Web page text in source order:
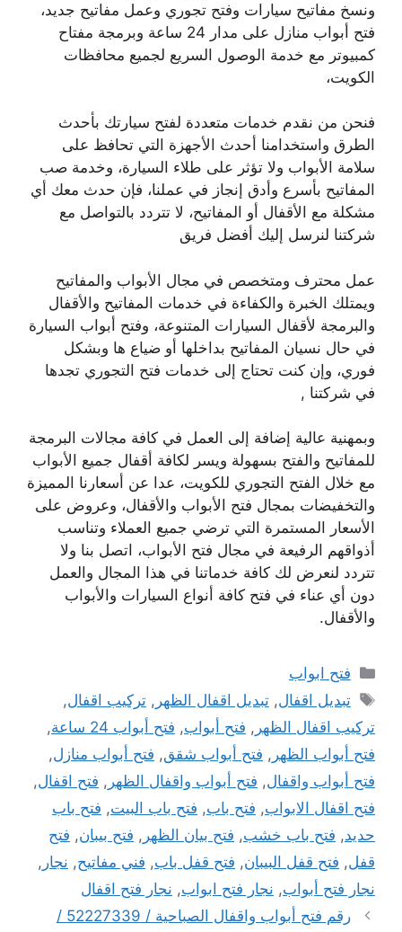
ونسخ مفاتيح سيارات وفتح تجوري وعمل مفاتيح جديد،
فتح أبواب منازل على مدار 24 ساعة وبرمجة مفتاح
كمبيوتر مع خدمة الوصول السريع لجميع محافظات
الكويت،
فنحن من نقدم خدمات متعددة لفتح سيارتك بأحدث
الطرق واستخدامنا أحدث الأجهزة التي تحافظ على
سلامة الأبواب ولا تؤثر على طلاء السيارة، وخدمة صب
المفاتيح بأسرع وأدق إنجاز في عملنا، فإن حدث معك أي
مشكلة مع الأقفال أو المفاتيح، لا تتردد بالتواصل مع
شركتنا لنرسل إليك أفضل فريق
عمل محترف ومتخصص في مجال الأبواب والمفاتيح
ويمتلك الخبرة والكفاءة في خدمات المفاتيح والأقفال
والبرمجة لأقفال السيارات المتنوعة، وفتح أبواب السيارة
في حال نسيان المفاتيح بداخلها أو ضياع ها وبشكل
فوري، وإن كنت تحتاج إلى خدمات فتح التجوري تجدها
في شركتنا ,
وبمهنية عالية إضافة إلى العمل في كافة مجالات البرمجة
للمفاتيح والفتح بسهولة ويسر لكافة أقفال جميع الأبواب
مع خلال الفتح التجوري للكويت، عدا عن أسعارنا المميزة
والتخفيضات بمجال فتح الأبواب والأقفال، وعروض على
الأسعار المستمرة التي ترضي جميع العملاء وتناسب
أذواقهم الرفيعة في مجال فتح الأبواب، اتصل بنا ولا
تتردد لنعرض لك كافة خدماتنا في هذا المجال والعمل
دون أي عناء في فتح كافة أنواع السيارات والأبواب
والأقفال.
التصنيفات
فتح ابواب
الوسوم
تبديل اقفال,تبديل اقفال الظهر ,تركيب اقفال,
تركيب اقفال الظهر , فتح أبواب, فتح أبواب 24 ساعة
,
فتح أبواب الظهر , فتح أبواب شقق, فتح أبواب منازل,
فتح أبواب واقفال, فتح أبواب واقفال الظهر , فتح اقفال,
فتح اقفال الابواب, فتح باب, فتح باب البيت, فتح باب
حديد, فتح باب خشب, فتح بيان الظهر , فتح بيبان, فتح
قفل, فتح قفل البيبان, فتح قفل باب, فني مفاتيح, نجار ,
نجار فتح أبواب, نجار فتح ابواب, نجار فتح اقفال
رقم فتح أبواب واقفال الصباحية / 52227339 /